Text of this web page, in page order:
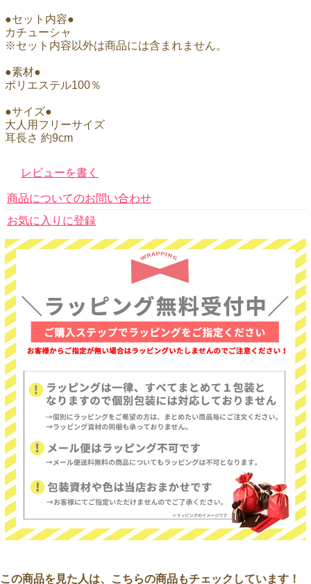
●セット内容●
カチューシャ
※セット内容以外は商品には含まれません。
●素材●
ポリエステル100％
●サイズ●
大人用フリーサイズ
耳長さ 約9cm
レビューを書く
商品についてのお問い合わせ
お気に入りに登録
この商品を見た人は、こちらの商品もチェックしています！